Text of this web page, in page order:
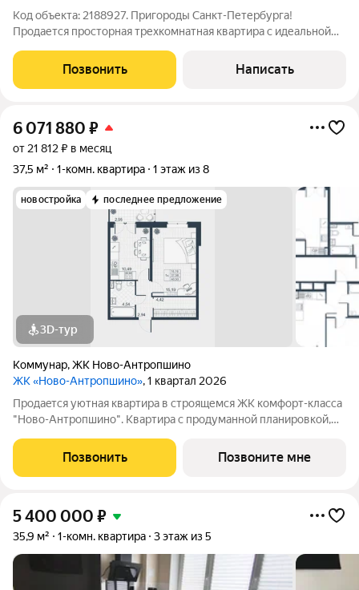
Код объекта: 2188927. Пригороды Санкт-Петербурга!
Продается просторная трехкомнатная квартира с идеальной
светлые, просторные комнаты, откуда открывается вид во
двор, уютная лоджия, созданная для
Позвонить Написать
6 071 880 ₽
от 21 812 ₽ в месяц
37,5 м²
1-комн. квартира 1 этаж из 8
новостройка последнее предложение
3D-тур
Коммунар,ЖК Ново-Антропшино
ЖК «Ново-Антропшино», 1 квартал 2026
Пpoдaeтся уютная квартира в строящемся ЖК комфорт-клacca
"Ново-Антропшино". Квартира с продуманной планировкой,
каждое помещение - это позволит получить максимум
комфорта для жизни. Жить за
Позвонить Позвоните мне
5 400 000 ₽
35,9 м² 1-комн. квартира 3 этаж из 5